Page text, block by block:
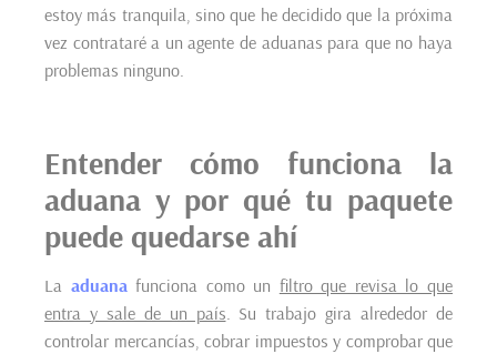
estoy más tranquila, sino que he decidido que la próxima
vez contrataré a un agente de aduanas para que no haya
problemas ninguno.
Entender cómo funciona la
aduana y por qué tu paquete
puede quedarse ahí
La aduanafunciona como un filtro que revisa lo que
entra y sale de un país. Su trabajo gira alrededor de
controlar mercancías, cobrar impuestos y comprobar que